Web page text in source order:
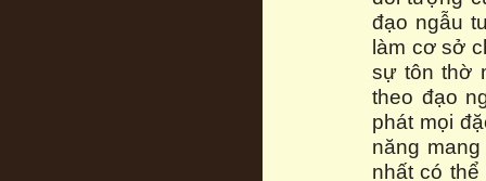
đạo ngẫu
làm cơ sở
sự tôn thờ
theo đạo
phát mọi
năng
nhất có